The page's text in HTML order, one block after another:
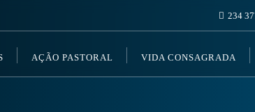
234
AÇÃO PASTORAL VIDA CONSAGRADA